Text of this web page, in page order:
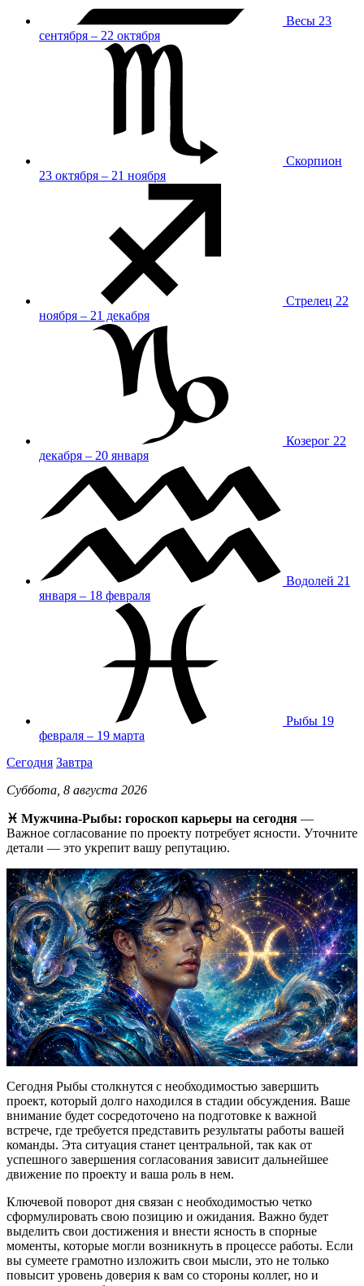
Весы 23
сентября – 22 октября
Скорпион
23 октября – 21 ноября
Стрелец 22
ноября – 21 декабря
Козерог 22
декабря – 20 января
Водолей 21
января – 18 февраля
Рыбы 19
февраля – 19 марта
Сегодня Завтра
Суббота, 8 августа 2026
♓ Мужчина-Рыбы: гороскоп карьеры на сегодня —
Важное согласование по проекту потребует ясности. Уточните
детали — это укрепит вашу репутацию.
Сегодня Рыбы столкнутся с необходимостью завершить
проект, который долго находился в стадии обсуждения. Ваше
внимание будет сосредоточено на подготовке к важной
встрече, где требуется представить результаты работы вашей
команды. Эта ситуация станет центральной, так как от
успешного завершения согласования зависит дальнейшее
движение по проекту и ваша роль в нем.
Ключевой поворот дня связан с необходимостью четко
сформулировать свою позицию и ожидания. Важно будет
выделить свои достижения и внести ясность в спорные
моменты, которые могли возникнуть в процессе работы. Если
вы сумеете грамотно изложить свои мысли, это не только
повысит уровень доверия к вам со стороны коллег, но и